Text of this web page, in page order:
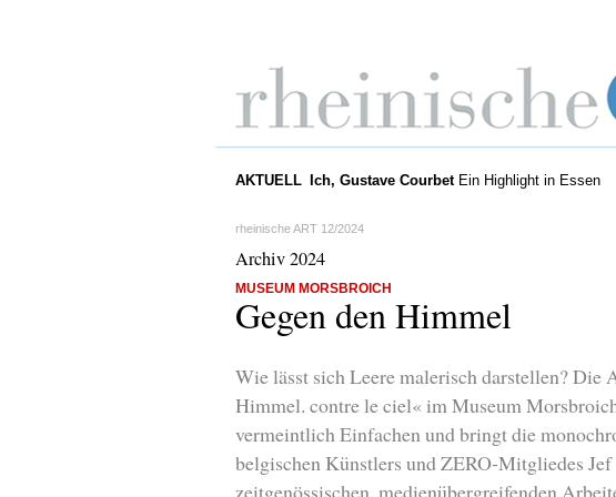
AKTUELL Ich, Gustave CourbetEin Highlight in Essen
Rot ist LebenRupprecht Geigers Farbfelder
rheinische ART 12/2024
Archiv 2024
MUSEUM MORSBROICH
Gegen den Himmel
Wie lässt sich Leere malerisch darstellen? Die
Himmel. contre le ciel« im Museum
vermeintlich Einfachen und bringt die
belgischen Künstlers und ZERO-Mitgliedes Jef
zeitgenössischen, medienübergreifenden